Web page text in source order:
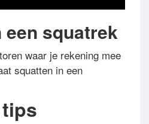
een squatrek
waar je rekening mee
squatten in een